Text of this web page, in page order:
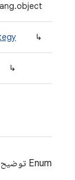
↳
↳
Enum توضیح می دهد که چگونه ماژول باید اجرا شود.